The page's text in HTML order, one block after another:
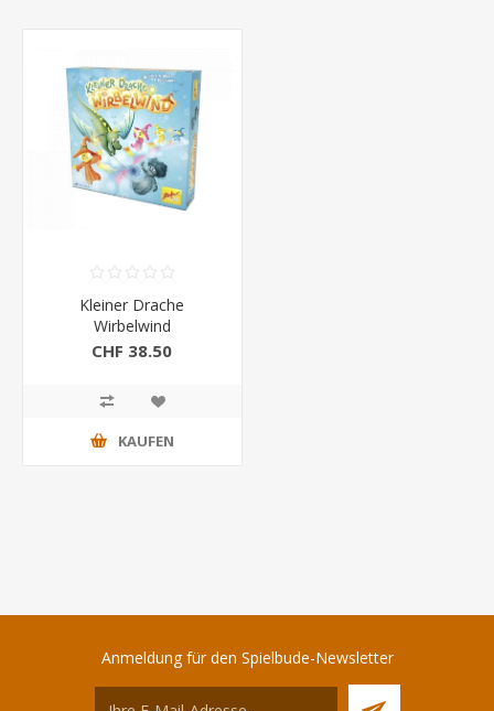
Kleiner Drache
Wirbelwind
CHF 38.50
KAUFEN
Anmeldung für den Spielbude-Newsletter